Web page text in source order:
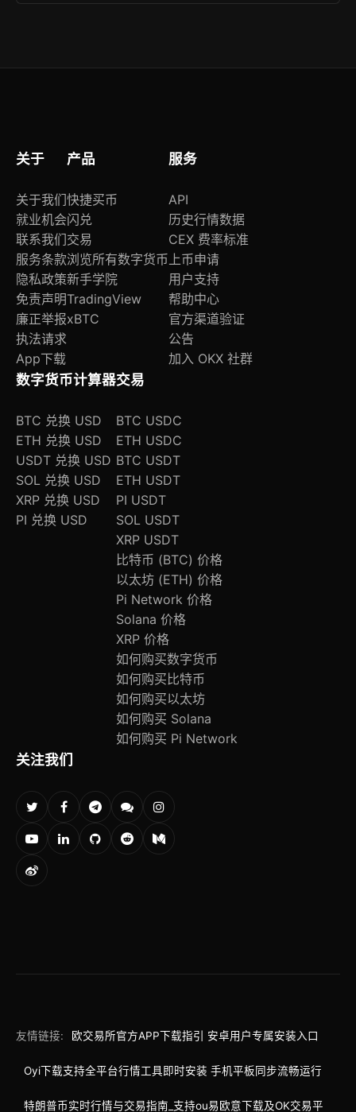
后，页面右下角提示点提供快速接入，提升响应效
关注我们
关于
关于我们
就业机会
联系我们
服务条款
隐私政策
免责声明
廉正举报
执法请求
App下载
产品
快捷买币
闪兑
交易
浏览所有数字货币
新手学院
TradingView
xBTC
服务
API
历史行情数据
CEX 费率标准
上币申请
用户支持
帮助中心
官方渠道验证
公告
加入 OKX 社群
数字货币计算器
BTC 兑换 USD
ETH 兑换 USD
USDT 兑换 USD
SOL 兑换 USD
XRP 兑换 USD
PI 兑换 USD
交易
BTC USDC
ETH USDC
BTC USDT
ETH USDT
PI USDT
SOL USDT
XRP USDT
比特币 (BTC) 价格
以太坊 (ETH) 价格
Pi Network 价格
Solana 价格
XRP 价格
如何购买数字货币
如何购买比特币
如何购买以太坊
如何购买 Solana
如何购买 Pi Network
友情链接: 欧交易所官方APP下载指引 安卓用户专属安装入口
Oyi下载支持全平台行情工具即时安装 手机平板同步流畅运行
特朗普币实时行情与交易指南_支持ou易欧意下载及OK交易平